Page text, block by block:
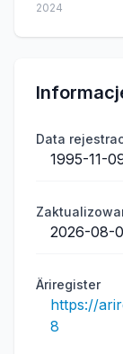
2024
Data
1995-11-
2026-08-
Äriregister
https://
8